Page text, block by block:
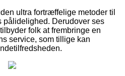
ultra fortræffelige metoder til
pålidelighed. Derudover ses
folk at frembringe en
service, som tillige kan